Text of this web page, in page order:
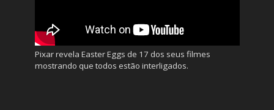
Pixar revela Easter Eggs de 17 dos seus filmes
mostrando que todos estão interligados.